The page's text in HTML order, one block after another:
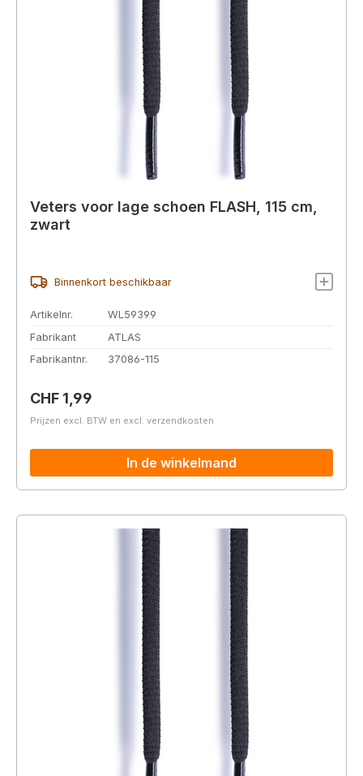
Veters voor lage schoen FLASH, 115 cm,
zwart
Binnenkort beschikbaar
Artikelnr.
WL59399
Fabrikant
ATLAS
Fabrikantnr.
37086-115
Normale prijs:
CHF 1,99
Prijzen excl. BTW en excl. verzendkosten
In de winkelmand